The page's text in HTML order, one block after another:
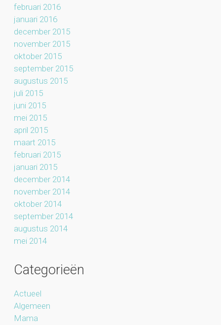
februari 2016
januari 2016
december 2015
november 2015
oktober 2015
september 2015
augustus 2015
juli 2015
juni 2015
mei 2015
april 2015
maart 2015
februari 2015
januari 2015
december 2014
november 2014
oktober 2014
september 2014
augustus 2014
mei 2014
Categorieën
Actueel
Algemeen
Mama